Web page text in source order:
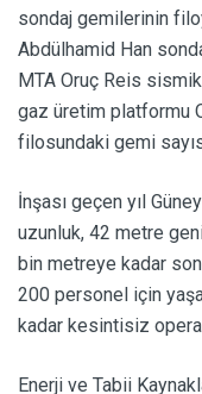
sondaj gemilerinin
Abdülhamid Han
MTA Oruç Reis
gaz üretim platformu
filosundaki gemi
İnşası geçen yıl
uzunluk, 42 metre
bin metreye kadar
200 personel için
kadar kesintisiz
Enerji ve Tabii